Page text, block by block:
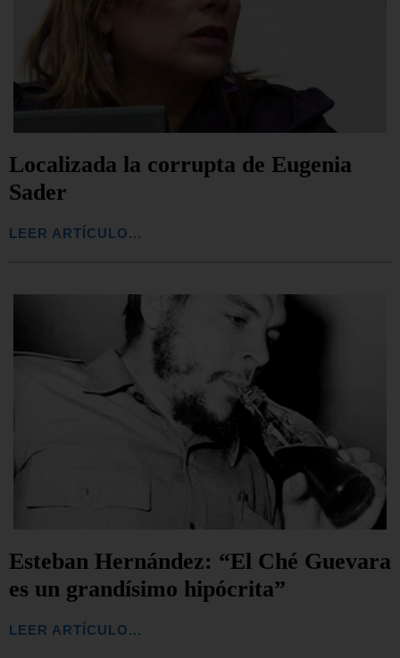
Localizada la corrupta de Eugenia
Sader
LEER ARTÍCULO...
Esteban Hernández: “El Ché Guevara
es un grandísimo hipócrita”
LEER ARTÍCULO...